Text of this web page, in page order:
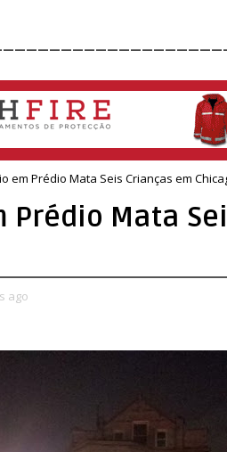
em Prédio Mata Seis Crianças em
Prédio Mata
ago